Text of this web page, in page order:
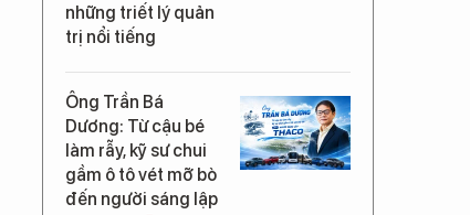
những triết lý quản
trị nổi tiếng
Ông Trần Bá
Dương: Từ cậu bé
làm rẫy, kỹ sư chui
gầm ô tô vét mỡ bò
đến người sáng lập